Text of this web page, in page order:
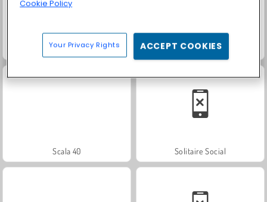
Grand Mahjong Connect Heroes of Myths
Scala 40 Solitaire Social
Cookie Policy
Your Privacy Rights ACCEPT COOKIES